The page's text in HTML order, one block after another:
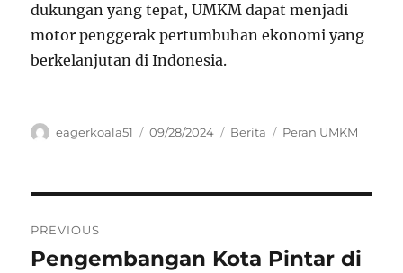
dukungan yang tepat, UMKM dapat menjadi
motor penggerak pertumbuhan ekonomi yang
berkelanjutan di Indonesia.
Author
eagerkoala51
Posted
09/28/2024 Categories
Berita Tags
Peran UMKM
pos
PREVIOUS
Previous
Pengembangan Kota Pintar di